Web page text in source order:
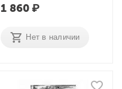
1 860₽
Нет в наличии